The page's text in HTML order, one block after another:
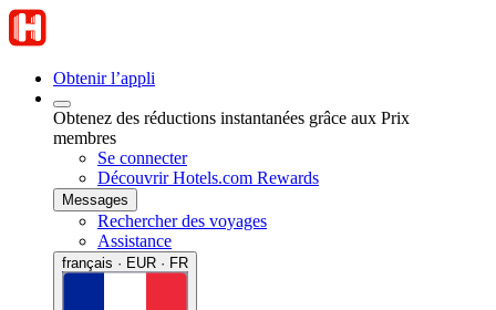
Obtenir l’appli
Obtenez des réductions instantanées grâce aux Prix
membres
Se connecter
Découvrir Hotels.com Rewards
Messages
Rechercher des voyages
Assistance
français · EUR · FR